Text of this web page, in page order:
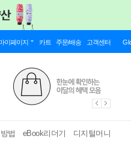
이페이지 카트 주문/배송 고객센터
법 eBook리더기 디지털머니